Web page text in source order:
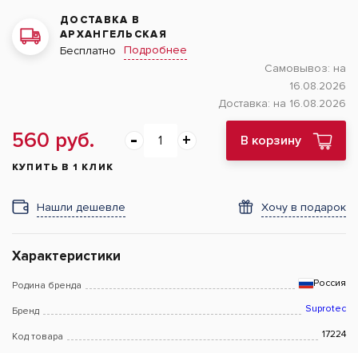
ДОСТАВКА В
АРХАНГЕЛЬСКАЯ
Бесплатно
Подробнее
Самовывоз: на
16.08.2026
Доставка: на 16.08.2026
560 руб. В корзину
КУПИТЬ В 1 КЛИК
Нашли дешевле Хочу в подарок
Характеристики
Родина бренда Россия
Бренд Suprotec
Код товара 17224